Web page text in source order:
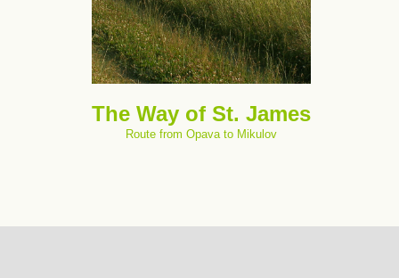
The Way of St. James
Route from Opava to Mikulov